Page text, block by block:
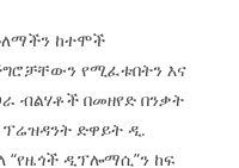
ከተሞች
የሚፈቱበትን እና
ብልሃቶች በመዘየድ በንቃት
ድዋይት ዲ.
“የዜጎች ዲፕሎማሲ”ን ከፍ